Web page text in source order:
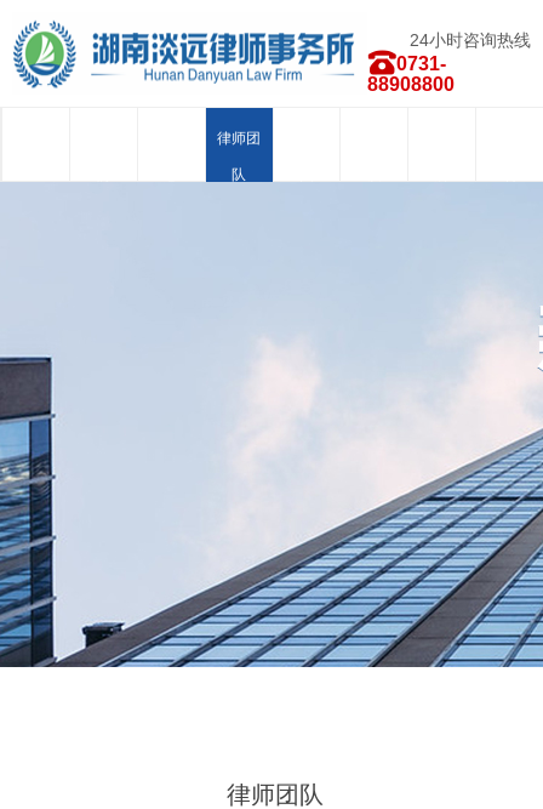
24小时咨询热线
0731-
88908800
律师团
队
律师团队